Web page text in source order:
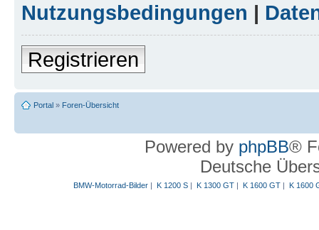
Nutzungsbedingungen |
Registrieren
Portal » Foren-Übersicht
Powered by phpBB®
Deutsche
BMW-Motorrad-Bilder| K 1200 S| K 1300 GT| K 1600 GT| K 1600